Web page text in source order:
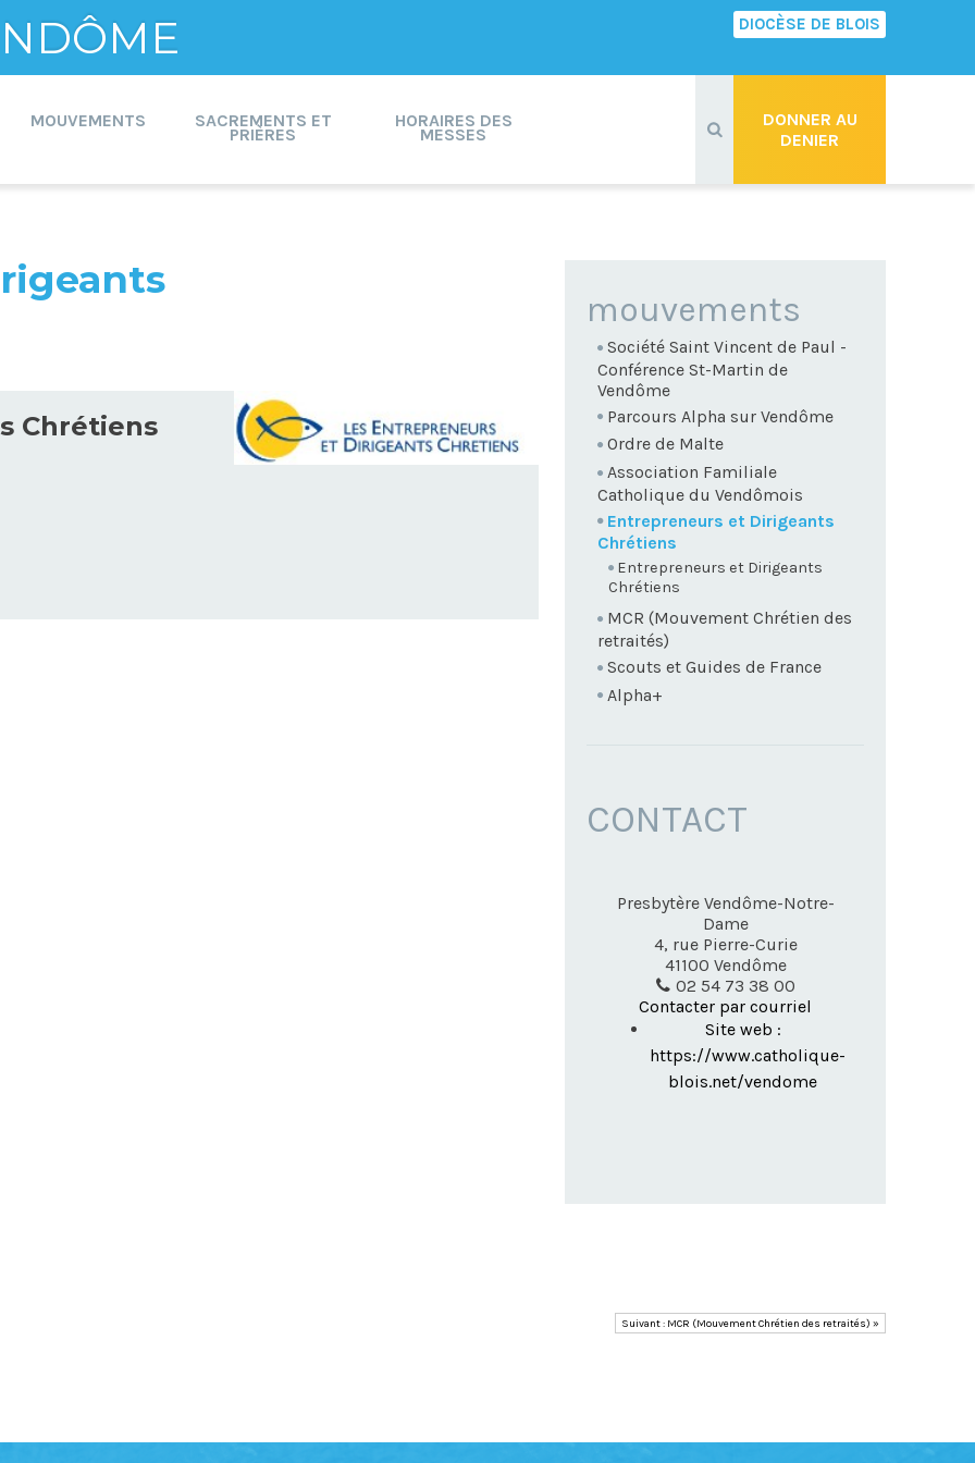
DIOCÈSE DE BLOIS
DONNER AU
DENIER
MOUVEMENTS SACREMENTS ET
PRIÈRES
HORAIRES DES
MESSES
Chrétiens
NAVIGATION
mouvements
Société Saint Vincent de Paul -
Conférence St-Martin de
Vendôme
Parcours Alpha sur Vendôme
Ordre de Malte
Association Familiale
Catholique du Vendômois
Entrepreneurs et Dirigeants
Chrétiens
Entrepreneurs et Dirigeants
Chrétiens
MCR (Mouvement Chrétien des
retraités)
Scouts et Guides de France
Alpha+
CONTACT
Presbytère Vendôme-Notre-
Dame
4, rue Pierre-Curie
41100 Vendôme
02 54 73 38 00
Contacter par courriel
Site web :
https://www.catholique-
blois.net/vendome
Suivant : MCR (Mouvement Chrétien des retraités) »